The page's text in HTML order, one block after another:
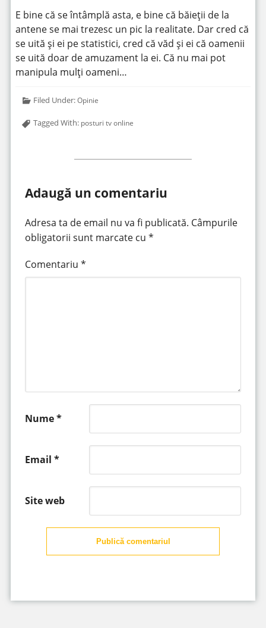
E bine că se întâmplă asta, e bine că băieții de la
antene se mai trezesc un pic la realitate. Dar cred că
se uită și ei pe statistici, cred că văd și ei că oamenii
se uită doar de amuzament la ei. Că nu mai pot
manipula mulți oameni…
Filed Under:Opinie
Tagged With: posturi tv online
Adaugă un comentariu
Adresa ta de email nu va fi publicată. Câmpurile
obligatorii sunt marcate cu *
Comentariu *
Nume*
Email *
Site web
Publică comentariul